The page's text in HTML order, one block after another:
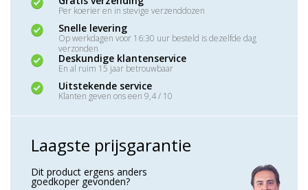
Per koerier en in stevige verzenddozen
Snelle levering
Op werkdagen voor 16:30 uur besteld is dezelfde dag
verzonden
Deskundige klantenservice
En al ruim 15 jaar betrouwbaar
Uitstekende service
Klanten geven ons een 9,4 / 10
Laagste prijsgarantie
Dit product ergens anders
goedkoper gevonden?